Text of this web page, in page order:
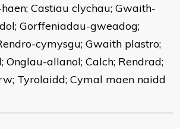
Castiau clychau; Gwaith-
Gorffeniadau-gweadog;
cymysgu; Gwaith plastro;
Onglau-allanol; Calch; Rendrad;
Tyrolaidd; Cymal maen naidd